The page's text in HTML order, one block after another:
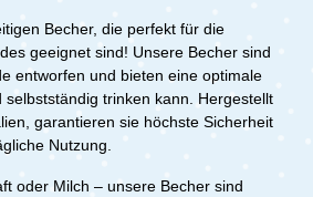
Becher, die perfekt für die
geeignet sind! Unsere Becher sind
entworfen und bieten eine optimale
trinken kann. Hergestellt
garantieren sie höchste Sicherheit
Nutzung.
oder Milch – unsere Becher sind